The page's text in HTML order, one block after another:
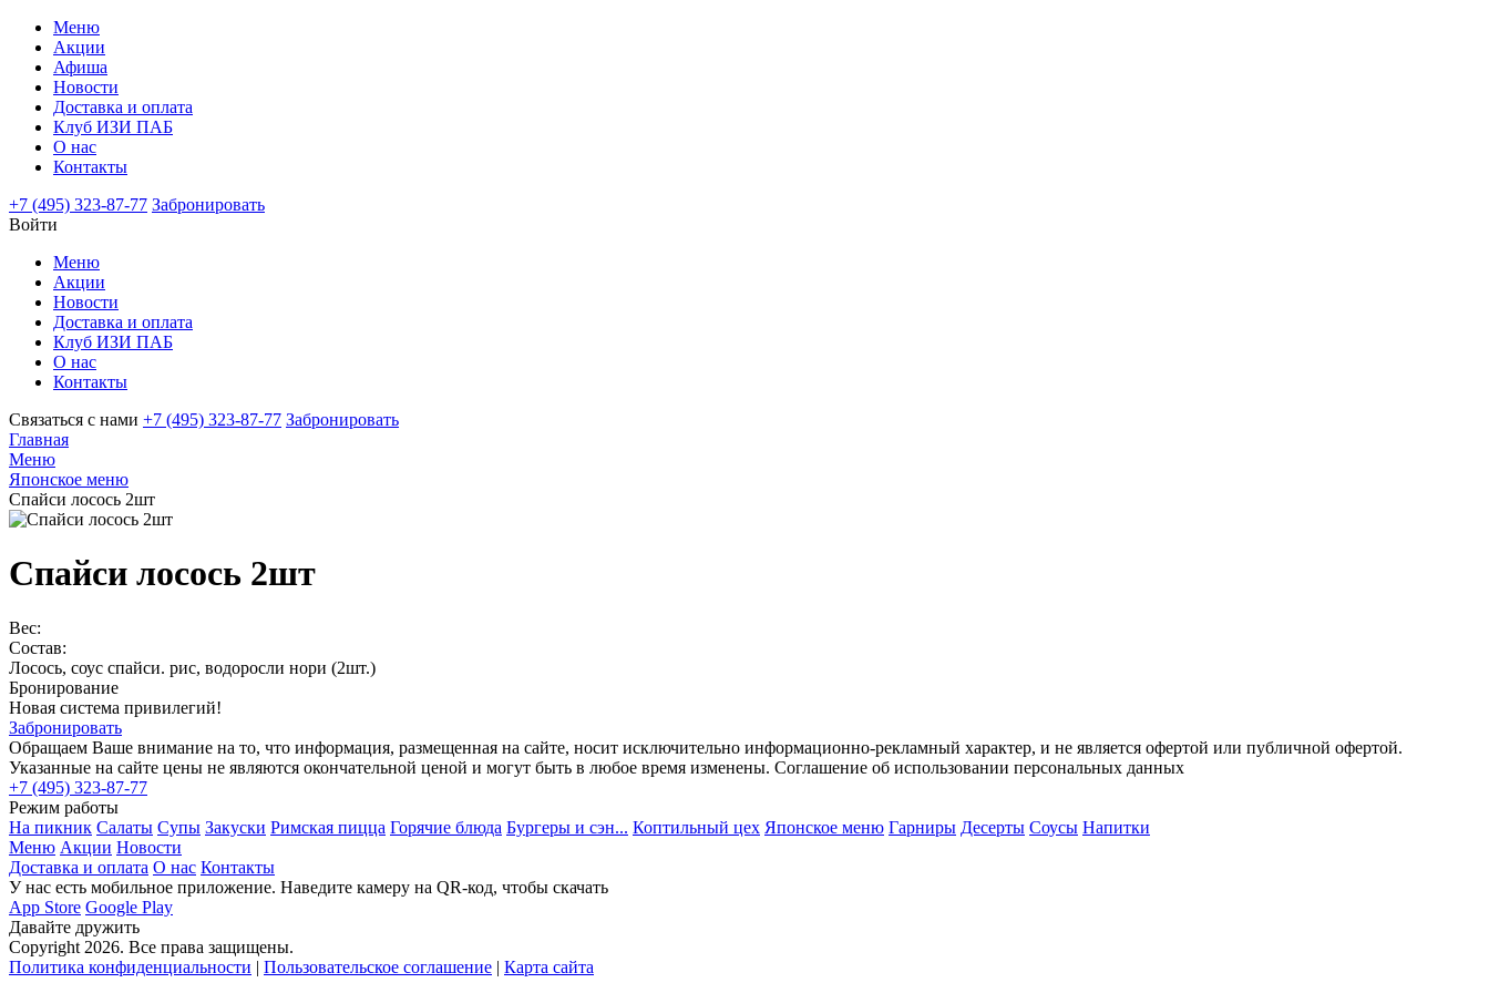
Меню
Акции
Афиша
Новости
Доставка и оплата
Клуб ИЗИ ПАБ
О нас
Контакты
+7 (495) 323-87-77 Забронировать
Войти
Меню
Акции
Новости
Доставка и оплата
Клуб ИЗИ ПАБ
О нас
Контакты
Связаться с нами +7 (495) 323-87-77 Забронировать
Главная
Меню
Японское меню
Спайси лосось 2шт
Спайси лосось 2шт
Вес:
Состав:
Лосось, соус спайси. рис, водоросли нори (2шт.)
Бронирование
Новая система привилегий!
Забронировать
Обращаем Ваше внимание на то, что информация, размещенная на сайте, носит исключительно информационно-рекламный характер, и не является офертой или публичной офертой.
Указанные на сайте цены не являются окончательной ценой и могут быть в любое время изменены. Соглашение об использовании персональных данных
+7 (495) 323-87-77
Режим работы
На пикник Салаты Супы Закуски Римская пицца Горячие блюда Бургеры и сэн... Коптильный цех Японское меню Гарниры Десерты Соусы Напитки
Меню Акции Новости
Доставка и оплата О нас Контакты
У нас есть мобильное приложение. Наведите камеру на QR-код, чтобы скачать
App Store Google Play
Давайте дружить
Copyright 2026. Все права защищены.
Политика конфиденциальности | Пользовательское соглашение | Карта сайта